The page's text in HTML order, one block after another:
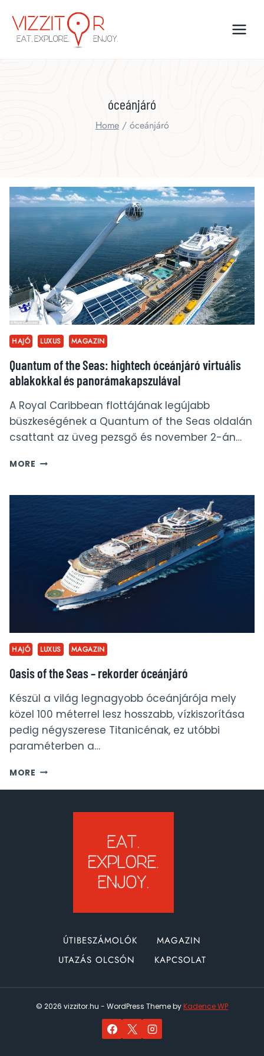
content
óceánjáró
Home / óceánjáró
HAJÓ LUXUS MAGAZIN
Quantum of the Seas: hightech óceánjáró virtuális
ablakokkal és panorámakapszulával
A Royal Caribbean flottájának legújabb
büszkeségének a Quantum of the Seas oldalán
csattant az üveg pezsgő és november 2-án…
MORE QUANTUM
SEAS:
ÓCEÁNJÁRÓ
ABLAKOKKAL
PANORÁMAKAPSZULÁVAL
HAJÓ LUXUS MAGAZIN
Oasis of the Seas – rekorder óceánjáró
Készül a világ legnagyobb óceánjárója mely
közel 100 méterrel lesz hosszabb, vízkiszorítása
pedig négyszerese Titanicénak, ez utóbbi
paraméterben a…
MORE OASIS
ÚTIBESZÁMOLÓK
MAGAZIN
UTAZÁS OLCSÓN
KAPCSOLAT
© 2026 vizzitor.hu - WordPress Theme byKadence WP